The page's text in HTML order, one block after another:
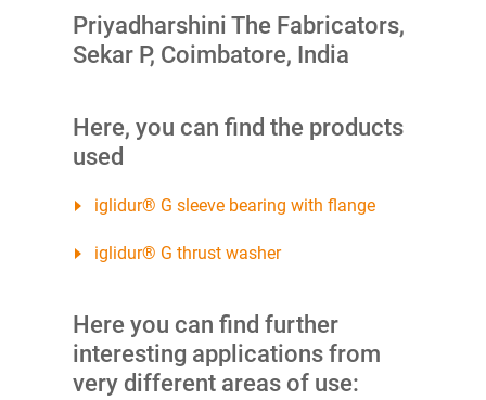
Priyadharshini The Fabricators,
Sekar P, Coimbatore, India
Here, you can find the products
used
iglidur® G sleeve bearing with flange
iglidur® G thrust washer
Here you can find further
interesting applications from
very different areas of use: